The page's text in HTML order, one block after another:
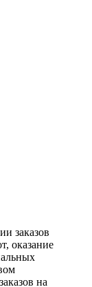
заказов
оказание
на